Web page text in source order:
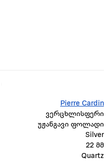
Pierre Cardin
ვერცხლისფერი
უჟანგავი ფოლადი
Silver
22 მმ
Quartz